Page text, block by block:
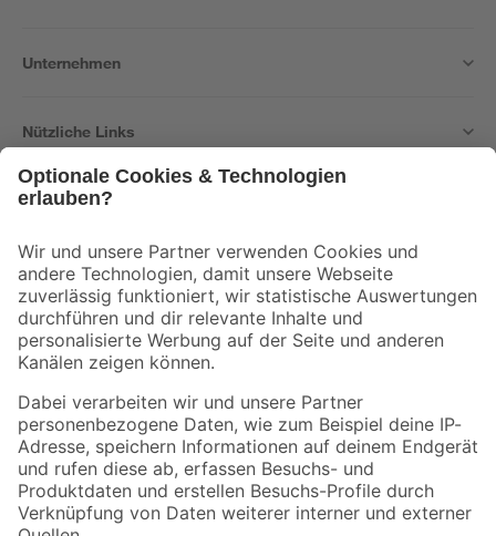
Unternehmen
Nützliche Links
Der toom Newsletter: Keine Angebote und Aktionen mehr verpassen!
Zur Newsletter Anmeldung
Folge uns
Zahlungsarten Versandarten